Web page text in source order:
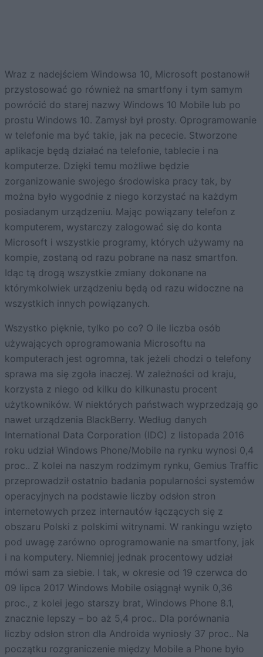
Wraz z nadejściem Windowsa 10, Microsoft postanowił
przystosować go również na smartfony i tym samym
powrócić do starej nazwy Windows 10 Mobile lub po
prostu Windows 10. Zamysł był prosty. Oprogramowanie
w telefonie ma być takie, jak na pececie. Stworzone
aplikacje będą działać na telefonie, tablecie i na
komputerze. Dzięki temu możliwe będzie
zorganizowanie swojego środowiska pracy tak, by
można było wygodnie z niego korzystać na każdym
posiadanym urządzeniu. Mając powiązany telefon z
komputerem, wystarczy zalogować się do konta
Microsoft i wszystkie programy, których używamy na
kompie, zostaną od razu pobrane na nasz smartfon.
Idąc tą drogą wszystkie zmiany dokonane na
którymkolwiek urządzeniu będą od razu widoczne na
wszystkich innych powiązanych.
Wszystko pięknie, tylko po co? O ile liczba osób
używających oprogramowania Microsoftu na
komputerach jest ogromna, tak jeżeli chodzi o telefony
sprawa ma się zgoła inaczej. W zależności od kraju,
korzysta z niego od kilku do kilkunastu procent
użytkowników. W niektórych państwach wyprzedzają go
nawet urządzenia BlackBerry. Według danych
International Data Corporation (IDC) z listopada 2016
roku udział Windows Phone/Mobile na rynku wynosi 0,4
proc.. Z kolei na naszym rodzimym rynku, Gemius Traffic
przeprowadził ostatnio badania popularności systemów
operacyjnych na podstawie liczby odsłon stron
internetowych przez internautów łączących się z
obszaru Polski z polskimi witrynami. W rankingu wzięto
pod uwagę zarówno oprogramowanie na smartfony, jak
i na komputery. Niemniej jednak procentowy udział
mówi sam za siebie. I tak, w okresie od 19 czerwca do
09 lipca 2017 Windows Mobile osiągnął wynik 0,36
proc., z kolei jego starszy brat, Windows Phone 8.1,
znacznie lepszy – bo aż 5,4 proc.. Dla porównania
liczby odsłon stron dla Androida wyniosły 37 proc.. Na
początku rozgraniczenie między Mobile a Phone było